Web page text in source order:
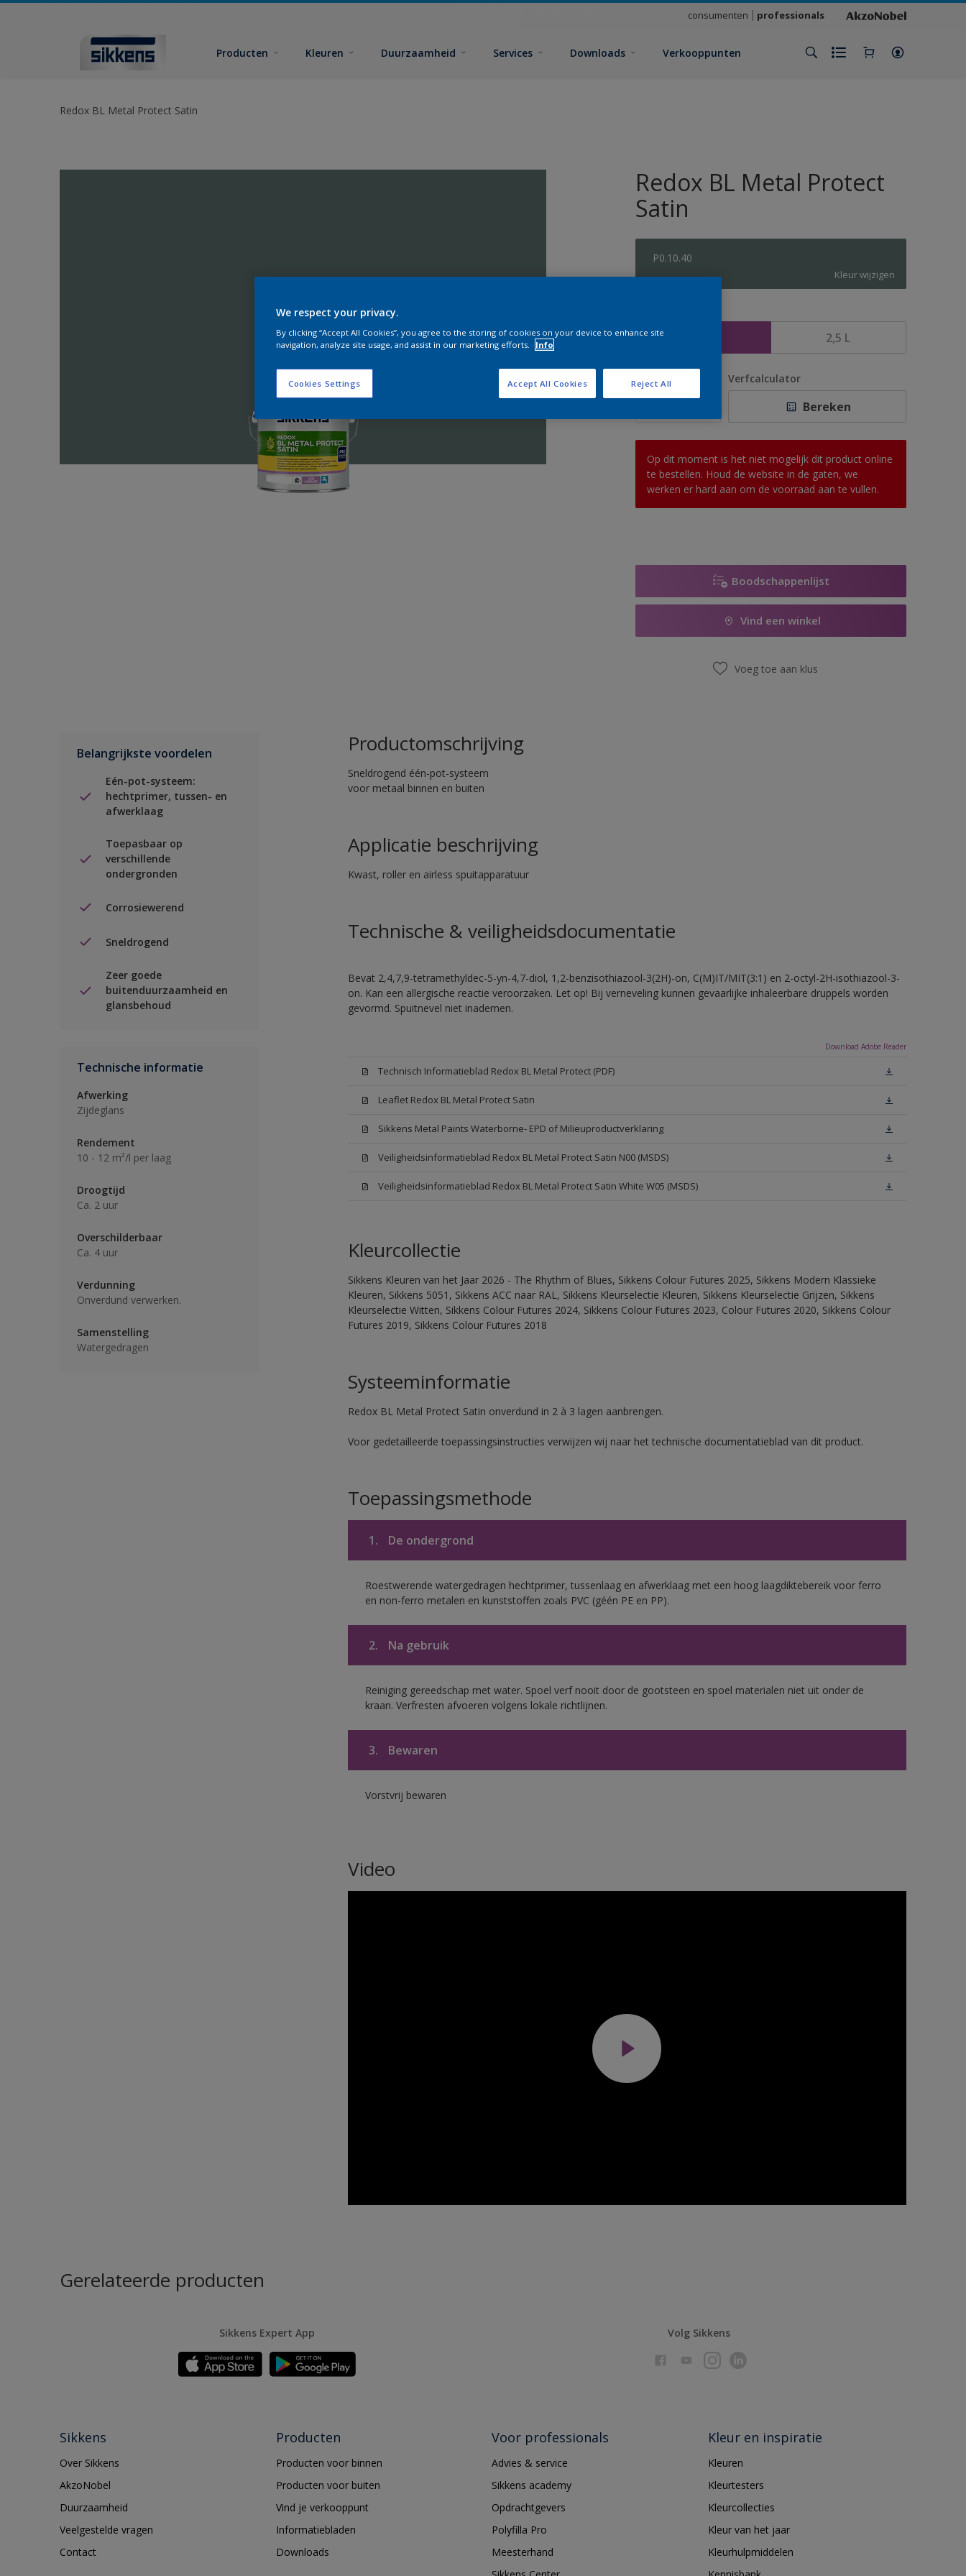
consumenten professionals
Producten Kleuren Duurzaamheid Services Downloads Verkooppunten
Redox BL Metal Protect Satin
Redox BL Metal Protect
Satin
P0.10.40
Kleur wijzigen
2,5 L
Aantal Verfcalculator
Bereken
Op dit moment is het niet mogelijk dit product online
te bestellen. Houd de website in de gaten, we
werken er hard aan om de voorraad aan te vullen.
Boodschappenlijst
Vind een winkel
Voeg toe aan klus
Belangrijkste voordelen
Eén-pot-systeem:
hechtprimer, tussen- en
afwerklaag
Toepasbaar op
verschillende
ondergronden
Corrosiewerend
Sneldrogend
Zeer goede
buitenduurzaamheid en
glansbehoud
Technische informatie
Afwerking
Zijdeglans
Rendement
10 - 12 m²/l per laag
Droogtijd
Ca. 2 uur
Overschilderbaar
Ca. 4 uur
Verdunning
Onverdund verwerken.
Samenstelling
Watergedragen
Productomschrijving
Sneldrogend één-pot-systeem
voor metaal binnen en buiten
Applicatie beschrijving
Kwast, roller en airless spuitapparatuur
Technische & veiligheidsdocumentatie
Bevat 2,4,7,9-tetramethyldec-5-yn-4,7-diol, 1,2-benzisothiazool-3(2H)-on, C(M)IT/MIT(3:1) en 2-octyl-2H-isothiazool-3-
on. Kan een allergische reactie veroorzaken. Let op! Bij verneveling kunnen gevaarlijke inhaleerbare druppels worden
gevormd. Spuitnevel niet inademen.
Download Adobe Reader
Technisch Informatieblad Redox BL Metal Protect (PDF)
Leaflet Redox BL Metal Protect Satin
Sikkens Metal Paints Waterborne- EPD of Milieuproductverklaring
Veiligheidsinformatieblad Redox BL Metal Protect Satin N00 (MSDS)
Veiligheidsinformatieblad Redox BL Metal Protect Satin White W05 (MSDS)
Kleurcollectie
Sikkens Kleuren van het Jaar 2026 - The Rhythm of Blues, Sikkens Colour Futures 2025, Sikkens Modern Klassieke
Kleuren, Sikkens 5051, Sikkens ACC naar RAL, Sikkens Kleurselectie Kleuren, Sikkens Kleurselectie Grijzen, Sikkens
Kleurselectie Witten, Sikkens Colour Futures 2024, Sikkens Colour Futures 2023, Colour Futures 2020, Sikkens Colour
Futures 2019, Sikkens Colour Futures 2018
Systeeminformatie
Redox BL Metal Protect Satin onverdund in 2 à 3 lagen aanbrengen.
Voor gedetailleerde toepassingsinstructies verwijzen wij naar het technische documentatieblad van dit product.
Toepassingsmethode
1. De ondergrond
Roestwerende watergedragen hechtprimer, tussenlaag en afwerklaag met een hoog laagdiktebereik voor ferro
en non-ferro metalen en kunststoffen zoals PVC (géén PE en PP).
2. Na gebruik
Reiniging gereedschap met water. Spoel verf nooit door de gootsteen en spoel materialen niet uit onder de
kraan. Verfresten afvoeren volgens lokale richtlijnen.
3. Bewaren
Vorstvrij bewaren
Video
Gerelateerde producten
Sikkens Expert App Volg Sikkens
Sikkens
Over Sikkens
AkzoNobel
Duurzaamheid
Veelgestelde vragen
Contact
Producten
Producten voor binnen
Producten voor buiten
Vind je verkooppunt
Informatiebladen
Downloads
Voor professionals
Advies & service
Sikkens academy
Opdrachtgevers
Polyfilla Pro
Meesterhand
Kleur en inspiratie
Kleuren
Kleurtesters
Kleurcollecties
Kleur van het jaar
Kleurhulpmiddelen
We respect your privacy.
By clicking “Accept All Cookies”, you agree to the storing of cookies on your device to enhance site
navigation, analyze site usage, and assist in our marketing efforts.
Info
Cookies Settings Reject All
Accept All Cookies